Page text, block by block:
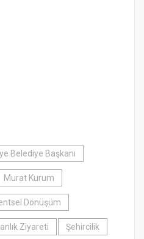
Belediye Başkanı
Murat Kurum
Dönüşüm
Ziyareti Şehircilik